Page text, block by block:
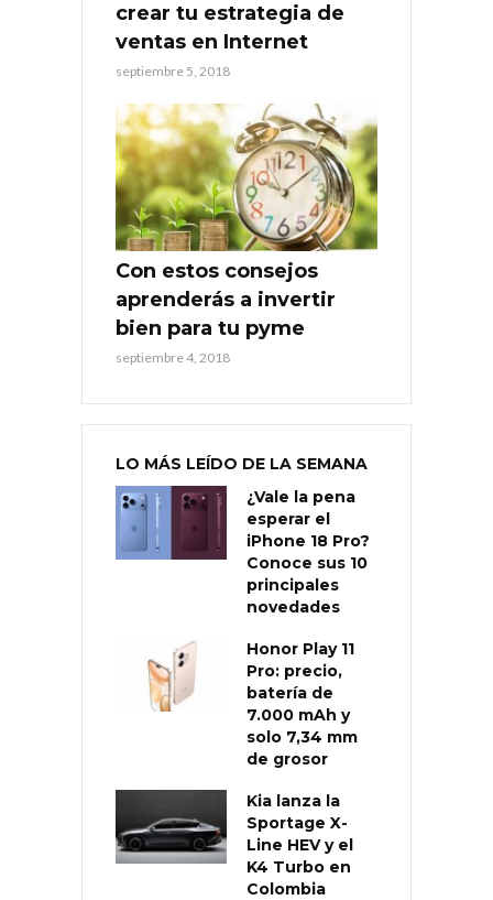
crear tu estrategia de
ventas en Internet
septiembre 5, 2018
Con estos consejos
aprenderás a invertir
bien para tu pyme
septiembre 4, 2018
LO MÁS LEÍDO DE LA SEMANA
¿Vale la pena
esperar el
iPhone 18 Pro?
Conoce sus 10
principales
novedades
Honor Play 11
Pro: precio,
batería de
7.000 mAh y
solo 7,34 mm
de grosor
Kia lanza la
Sportage X-
Line HEV y el
K4 Turbo en
Colombia